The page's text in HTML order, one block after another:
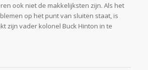
ook niet de makkelijksten zijn. Als het
op het punt van sluiten staat, is
zijn vader kolonel Buck Hinton in te